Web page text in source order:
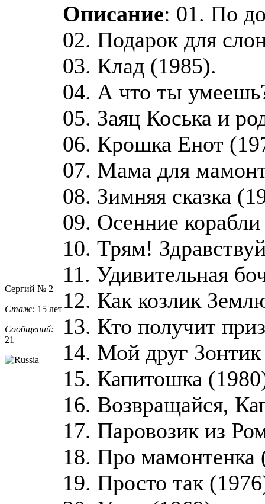
Сергий № 2
Стаж: 15 лет
Сообщений:
21
Описание: 01. По
02. Подарок для
03. Клад (1985).
04. А что ты
05. Заяц Коська и
06. Крошка Енот
07. Мама для
08. Зимняя сказка
09. Осенние
10. Трям!
11. Удивительная
12. Как козлик
13. Кто получит
14. Мой друг
15. Капитошка
16. Возвращайся,
17. Паровозик из
18. Про мамонтенка
19. Просто так